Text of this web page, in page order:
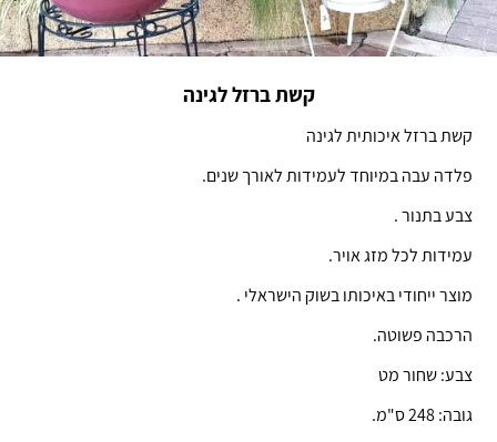
קשת ברזל לגינה
קשת ברזל איכותית לגינה
פלדה עבה במיוחד לעמידות לאורך שנים.
צבע בתנור .
עמידות לכל מזג אויר.
מוצר ייחודי באיכותו בשוק הישראלי .
הרכבה פשוטה.
צבע: שחור מט
גובה: 248 ס"מ.